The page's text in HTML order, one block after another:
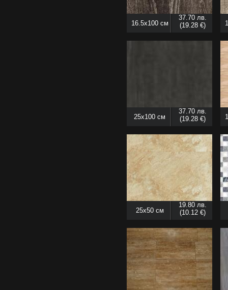
16.5x100 см
37.70 лв.
(19.28 €)
25x100 см
37.70 лв.
(19.28 €)
25x50 см
19.80 лв.
(10.12 €)